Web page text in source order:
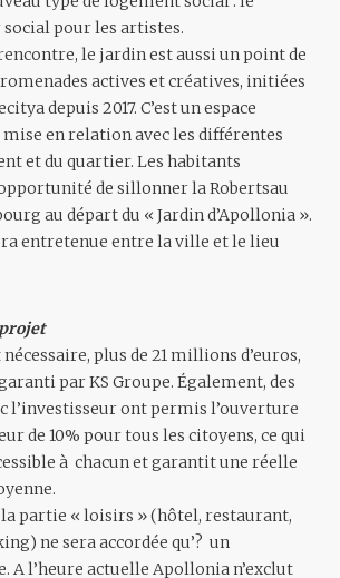
pour les artistes.
le jardin est aussi un point de
actives et créatives, initiées
depuis 2017. C’est un espace
mise en relation avec les différentes
et du quartier. Les habitants
de sillonner la Robertsau
au départ du « Jardin d’Apollonia ».
entretenue entre la ville et le lieu
plus de 21 millions d’euros,
par KS Groupe. Également, des
l’investisseur ont permis l’ouverture
de 10% pour tous les citoyens, ce qui
à chacun et garantit une réelle
la partie « loisirs » (hôtel, restaurant,
ne sera accordée qu’? un
A l’heure actuelle Apollonia n’exclut